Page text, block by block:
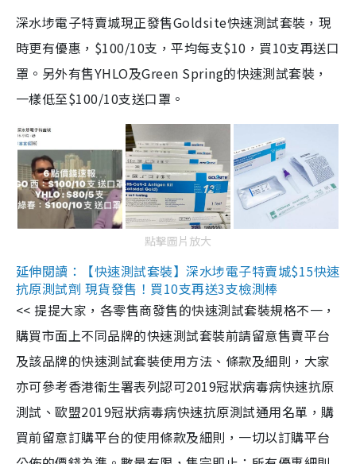
深水埗電子特賣城現正發售Goldsite快速測試套裝，現
時更有優惠，$100/10支，平均每支$10，買10支再送口
罩。另外有售YHLO及Green Spring的快速測試套裝，
一樣低至$100/10支送口罩。
點擊圖片放大
延伸閱讀：【快速測試套裝】深水埗電子特賣城$15快速
抗原測試劑 現貨發售！買10支再送3支檢測棒
<< 提提大家，各零售商發售的快速測試套裝規格不一，
購買市面上不同品牌的快速測試套裝前請留意售賣平台
及該品牌的快速測試套裝使用方法、條款及細則，大家
亦可參考香港衞生署表列認可2019冠狀病毒病快速抗原
測試、歐盟2019冠狀病毒病快速抗原測試通用名單，購
買前留意訂購平台的使用條款及細則，一切以訂購平台